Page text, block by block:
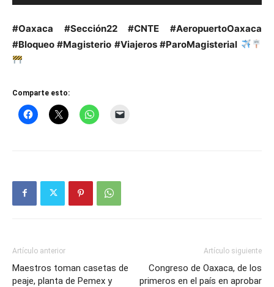
#Oaxaca #Sección22 #CNTE #AeropuertoOaxaca
#Bloqueo #Magisterio #Viajeros #ParoMagisterial
Comparte esto:
Artículo anterior
Maestros toman casetas de
peaje, planta de Pemex y
Artículo siguiente
Congreso de Oaxaca, de los
primeros en el país en aprobar